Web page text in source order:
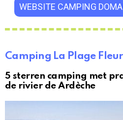
WEBSITE CAMPING
Camping La Plage
5 sterren camping met
de rivier de Ardèche